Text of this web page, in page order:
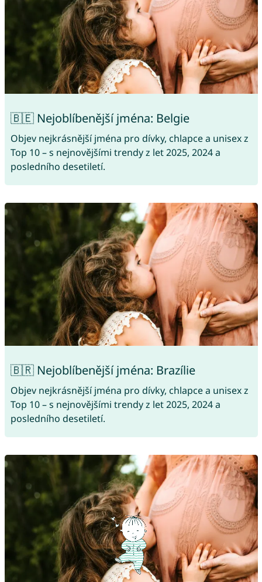
🇧🇪 Nejoblíbenější jména: Belgie
Objev nejkrásnější jména pro dívky, chlapce a unisex z
Top 10 – s nejnovějšími trendy z let 2025, 2024 a
posledního desetiletí.
🇧🇷 Nejoblíbenější jména: Brazílie
Objev nejkrásnější jména pro dívky, chlapce a unisex z
Top 10 – s nejnovějšími trendy z let 2025, 2024 a
posledního desetiletí.